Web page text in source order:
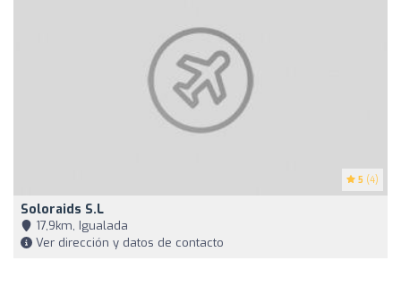
5 (4)
Soloraids S.L
17,9km, Igualada
Ver dirección y datos de contacto